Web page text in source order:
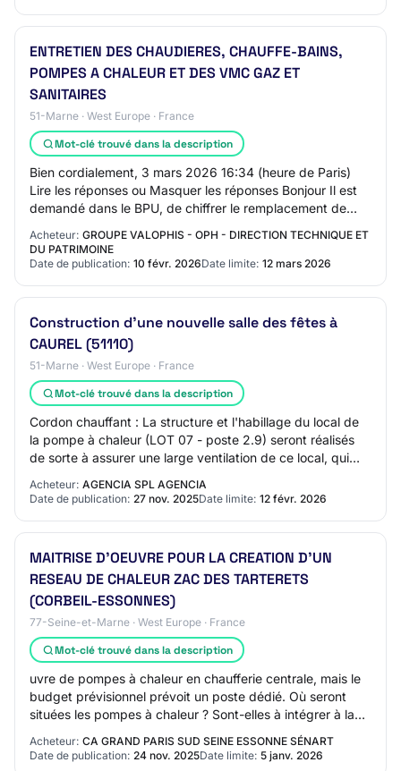
ENTRETIEN DES CHAUDIERES, CHAUFFE-BAINS,
POMPES A CHALEUR ET DES VMC GAZ ET
SANITAIRES
51-Marne · West Europe · France
Mot-clé trouvé dans la description
Bien cordialement, 3 mars 2026 16:34 (heure de Paris)
Lire les réponses ou Masquer les réponses Bonjour Il est
demandé dans le BPU, de chiffrer le remplacement de
Acheteur: GROUPE VALOPHIS - OPH - DIRECTION TECHNIQUE ET
DU PATRIMOINE
Date de publication: 10 févr. 2026Date limite: 12 mars 2026
Construction d'une nouvelle salle des fêtes à
CAUREL (51110)
51-Marne · West Europe · France
Mot-clé trouvé dans la description
Cordon chauffant : La structure et l'habillage du local de
la pompe à chaleur (LOT 07 - poste 2.9) seront réalisés
de sorte à assurer une large ventilation de ce local, qui
Acheteur: AGENCIA SPL AGENCIA
Date de publication: 27 nov. 2025Date limite: 12 févr. 2026
MAITRISE D'OEUVRE POUR LA CREATION D'UN
RESEAU DE CHALEUR ZAC DES TARTERETS
(CORBEIL-ESSONNES)
77-Seine-et-Marne · West Europe · France
Mot-clé trouvé dans la description
uvre de pompes à chaleur en chaufferie centrale, mais le
budget prévisionnel prévoit un poste dédié. Où seront
situées les pompes à chaleur ? Sont-elles à intégrer à la
Acheteur: CA GRAND PARIS SUD SEINE ESSONNE SÉNART
Date de publication: 24 nov. 2025Date limite: 5 janv. 2026